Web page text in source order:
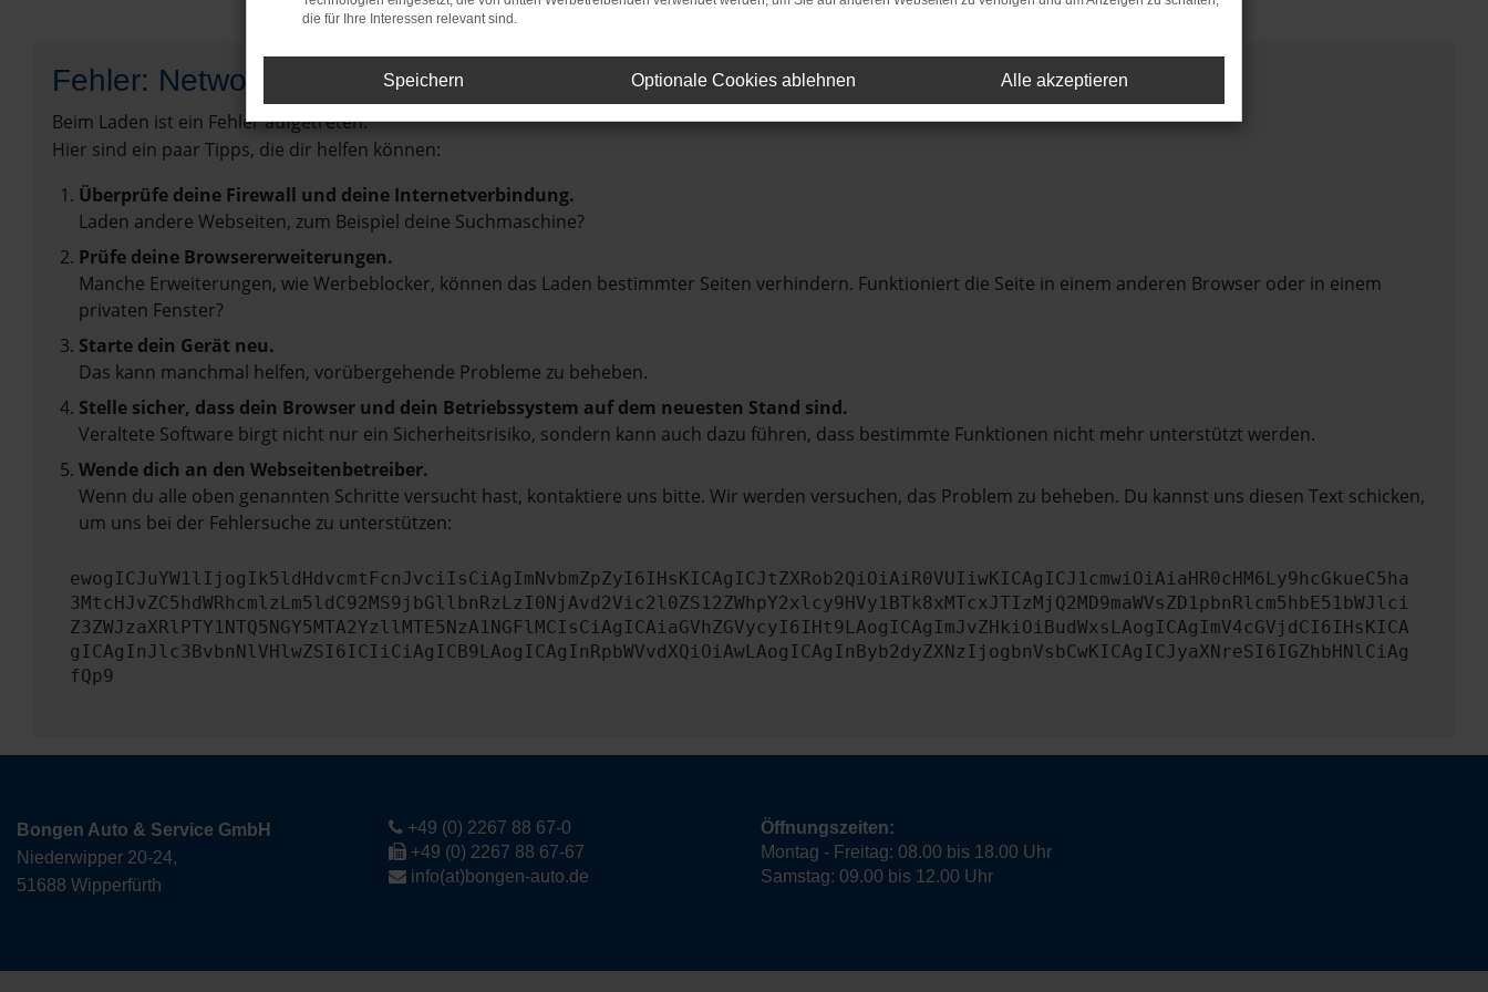
Fehler: Network Error
Beim Laden ist ein Fehler aufgetreten.
Hier sind ein paar Tipps, die dir helfen können:
Überprüfe deine Firewall und deine Internetverbindung.
Laden andere Webseiten, zum Beispiel deine Suchmaschine?
Prüfe deine Browsererweiterungen.
Manche Erweiterungen, wie Werbeblocker, können das Laden bestimmter Seiten verhindern. Funktioniert die Seite in einem anderen Browser oder in einem
privaten Fenster?
Starte dein Gerät neu.
Das kann manchmal helfen, vorübergehende Probleme zu beheben.
Stelle sicher, dass dein Browser und dein Betriebssystem auf dem neuesten Stand sind.
Veraltete Software birgt nicht nur ein Sicherheitsrisiko, sondern kann auch dazu führen, dass bestimmte Funktionen nicht mehr unterstützt werden.
Wende dich an den Webseitenbetreiber.
Wenn du alle oben genannten Schritte versucht hast, kontaktiere uns bitte. Wir werden versuchen, das Problem zu beheben. Du kannst uns diesen Text schicken,
um uns bei der Fehlersuche zu unterstützen:
ewogICJuYW1lIjogIk5ldHdvcmtFcnJvciIsCiAgImNvbmZpZyI6IHsKICAgICJtZXRob2QiOiAiR0VUIiwKICAgICJ1cmwiOiAiaHR0cHM6Ly9hcGkueC5ha
3MtcHJvZC5hdWRhcmlzLm5ldC92MS9jbGllbnRzLzI0NjAvd2Vic2l0ZS12ZWhpY2xlcy9HVy1BTk8xMTcxJTIzMjQ2MD9maWVsZD1pbnRlcm5hbE51bWJlci
Z3ZWJzaXRlPTY1NTQ5NGY5MTA2YzllMTE5NzA1NGFlMCIsCiAgICAiaGVhZGVycyI6IHt9LAogICAgImJvZHkiOiBudWxsLAogICAgImV4cGVjdCI6IHsKICA
gICAgInJlc3BvbnNlVHlwZSI6ICIiCiAgICB9LAogICAgInRpbWVvdXQiOiAwLAogICAgInByb2dyZXNzIjogbnVsbCwKICAgICJyaXNreSI6IGZhbHNlCiAg
fQp9
Bongen Auto & Service GmbH
Niederwipper 20-24,
51688 Wipperfürth
+49 (0) 2267 88 67-0
+49 (0) 2267 88 67-67
info(at)bongen-auto.de
Öffnungszeiten:
Montag - Freitag: 08.00 bis 18.00 Uhr
Samstag: 09.00 bis 12.00 Uhr
die für Ihre Interessen relevant sind.
Speichern Optionale Cookies ablehnen Alle akzeptieren